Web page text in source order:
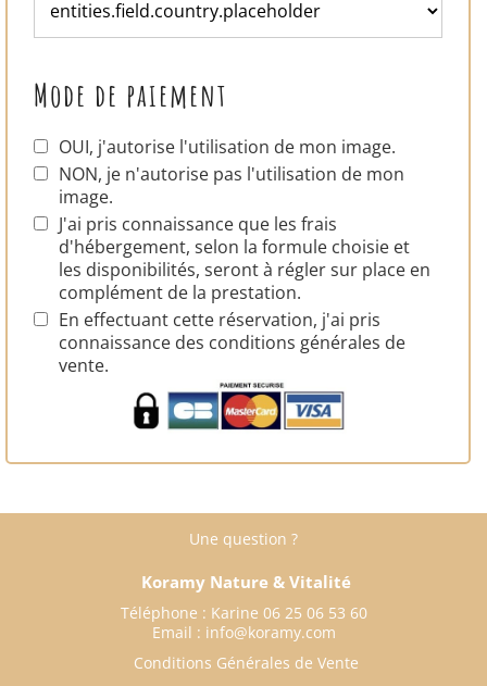
Mode de paiement
OUI, j'autorise l'utilisation de mon image.
NON, je n'autorise pas l'utilisation de mon
image.
J'ai pris connaissance que les frais
d'hébergement, selon la formule choisie et
les disponibilités, seront à régler sur place en
complément de la prestation.
En effectuant cette réservation, j'ai pris
connaissance des conditions générales de
vente.
Une question ?
Koramy Nature & Vitalité
Téléphone : Karine 06 25 06 53 60
Email : info@koramy.com
Conditions Générales de Vente